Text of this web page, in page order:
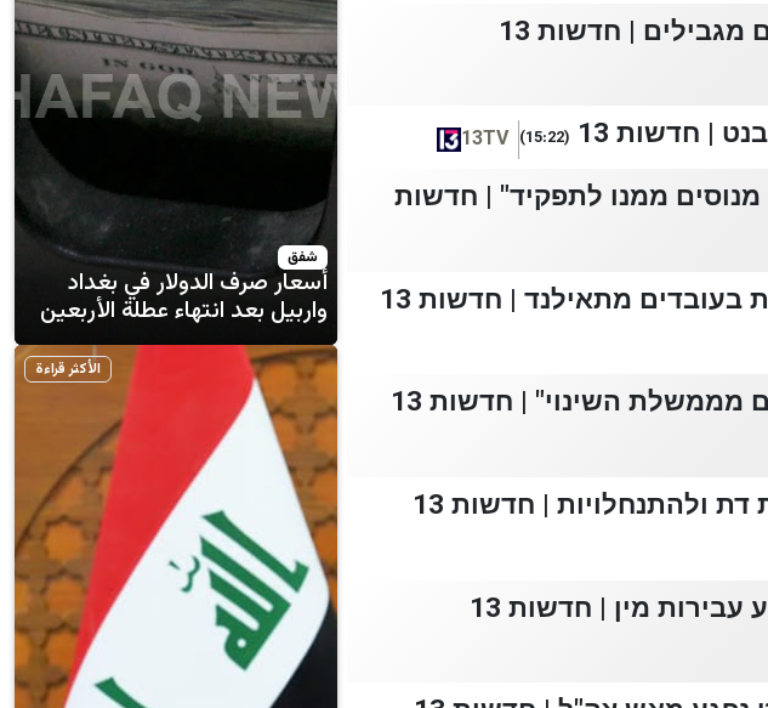
| חדשות 13 (15:22)
13TV
יש מנוסים ממנו לתפקיד" | חדשות
השינוי" | חדשות 13
ולהתנחלויות | חדשות 13
מין | חדשות 13
شفق
أسعار صرف الدولار في بغداد
واربيل بعد انتهاء عطلة الأربعين
الأكثر قراءة